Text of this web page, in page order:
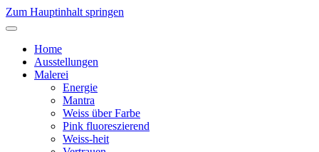
Zum Hauptinhalt springen
Home
Ausstellungen
Malerei
Energie
Mantra
Weiss über Farbe
Pink fluoreszierend
Weiss-heit